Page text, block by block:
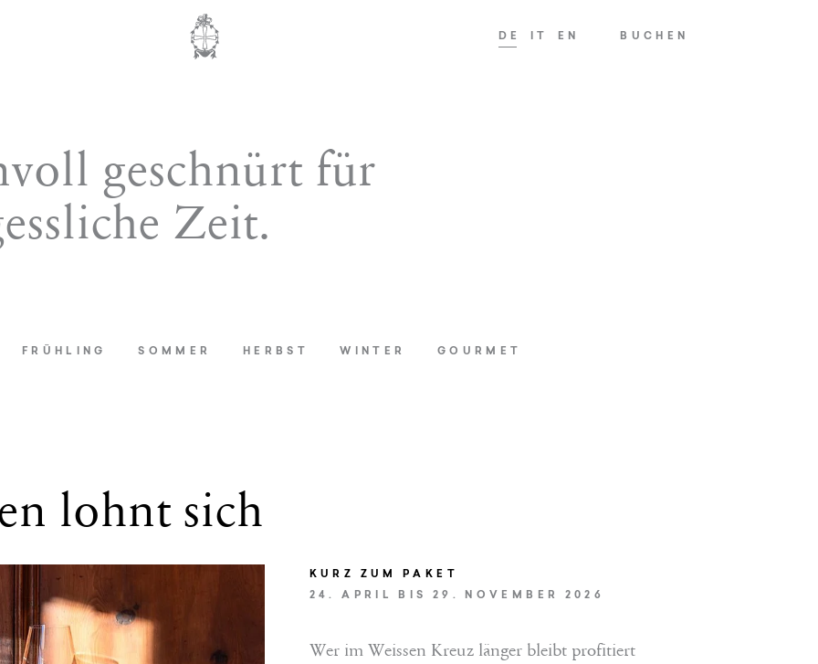
DE EN BUCHEN
geschnürt für
Zeit.
FRÜHLING SOMMER HERBST WINTER GOURMET
lohnt sich
KURZ ZUM PAKET
24. APRIL BIS 29. NOVEMBER 2026
Wer im Weissen Kreuz länger bleibt profitiert